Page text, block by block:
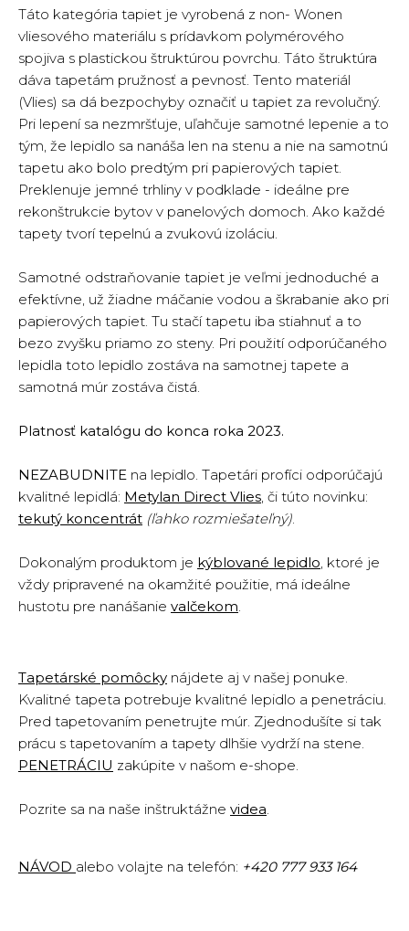
Táto kategória tapiet je vyrobená z non- Wonen
vliesového materiálu s prídavkom polymérového
spojiva s plastickou štruktúrou povrchu. Táto štruktúra
dáva tapetám pružnosť a pevnosť. Tento materiál
(Vlies) sa dá bezpochyby označiť u tapiet za revolučný.
Pri lepení sa nezmršťuje, uľahčuje samotné lepenie a to
tým, že lepidlo sa nanáša len na stenu a nie na samotnú
tapetu ako bolo predtým pri papierových tapiet.
Preklenuje jemné trhliny v podklade - ideálne pre
rekonštrukcie bytov v panelových domoch. Ako každé
tapety tvorí tepelnú a zvukovú izoláciu.
Samotné odstraňovanie tapiet je veľmi jednoduché a
efektívne, už žiadne máčanie vodou a škrabanie ako pri
papierových tapiet. Tu stačí tapetu iba stiahnuť a to
bezo zvyšku priamo zo steny. Pri použití odporúčaného
lepidla toto lepidlo zostáva na samotnej tapete a
samotná múr zostáva čistá.
Platnosť katalógu do konca roka 2023.
NEZABUDNITE na lepidlo. Tapetári profíci odporúčajú
kvalitné lepidlá: Metylan Direct Vlies, či túto novinku:
tekutý koncentrát (ľahko rozmiešateľný).
Dokonalým produktom je kýblované lepidlo, ktoré je
vždy pripravené na okamžité použitie, má ideálne
hustotu pre nanášanie valčekom.
Tapetárské pomôcky nájdete aj v našej ponuke.
Kvalitné tapeta potrebuje kvalitné lepidlo a penetráciu.
Pred tapetovaním penetrujte múr. Zjednodušíte si tak
prácu s tapetovaním a tapety dlhšie vydrží na stene.
PENETRÁCIU zakúpite v našom e-shope.
Pozrite sa na naše inštruktážne videa.
NÁVOD alebo volajte na telefón: +420 777 933 164